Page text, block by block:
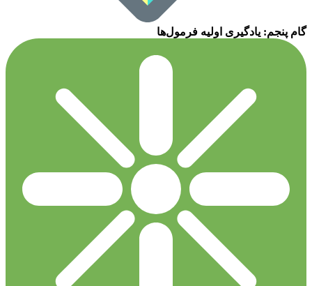
گام پنجم: یادگیری اولیه فرمول‌ها